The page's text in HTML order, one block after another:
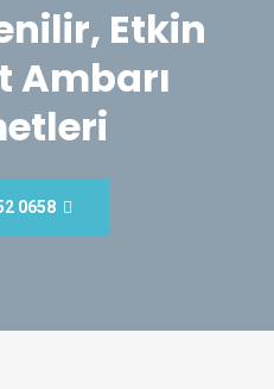
Etkin
Ambarı
0658